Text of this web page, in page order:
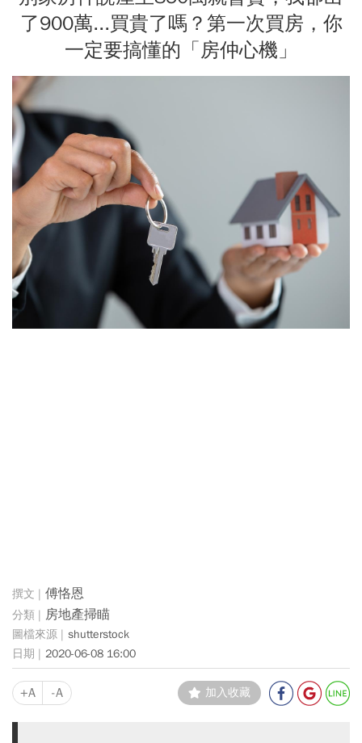
了900萬...買貴了嗎？第一次買房，你
一定要搞懂的「房仲心機」
傅恪恩
房地產掃瞄
shutterstock
2020-06-08 16:00
+A -A 加入收藏